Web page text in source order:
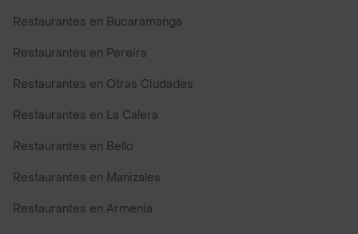
Restaurantes en Bucaramanga
Restaurantes en Pereira
Restaurantes en Otras Ciudades
Restaurantes en La Calera
Restaurantes en Bello
Restaurantes en Manizales
Restaurantes en Armenia